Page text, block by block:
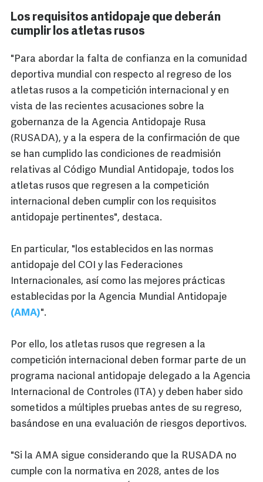
Los requisitos antidopaje que deberán
cumplir los atletas rusos
"Para abordar la falta de confianza en la comunidad
deportiva mundial con respecto al regreso de los
atletas rusos a la competición internacional y en
vista de las recientes acusaciones sobre la
gobernanza de la Agencia Antidopaje Rusa
(RUSADA), y a la espera de la confirmación de que
se han cumplido las condiciones de readmisión
relativas al Código Mundial Antidopaje, todos los
atletas rusos que regresen a la competición
internacional deben cumplir con los requisitos
antidopaje pertinentes", destaca.
En particular, "los establecidos en las normas
antidopaje del COI y las Federaciones
Internacionales, así como las mejores prácticas
establecidas por la Agencia Mundial Antidopaje
(AMA)".
Por ello, los atletas rusos que regresen a la
competición internacional deben formar parte de un
programa nacional antidopaje delegado a la Agencia
Internacional de Controles (ITA) y deben haber sido
sometidos a múltiples pruebas antes de su regreso,
basándose en una evaluación de riesgos deportivos.
"Si la AMA sigue considerando que la RUSADA no
cumple con la normativa en 2028, antes de los